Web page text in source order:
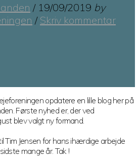
/ 19/09/2019 by
/ Skriv kommentar
opdatere en lille blog her på
Første nyhed er, der ved
blev valgt ny formand.
Tim Jensen for hans ihærdige arbejde
mange år. Tak !